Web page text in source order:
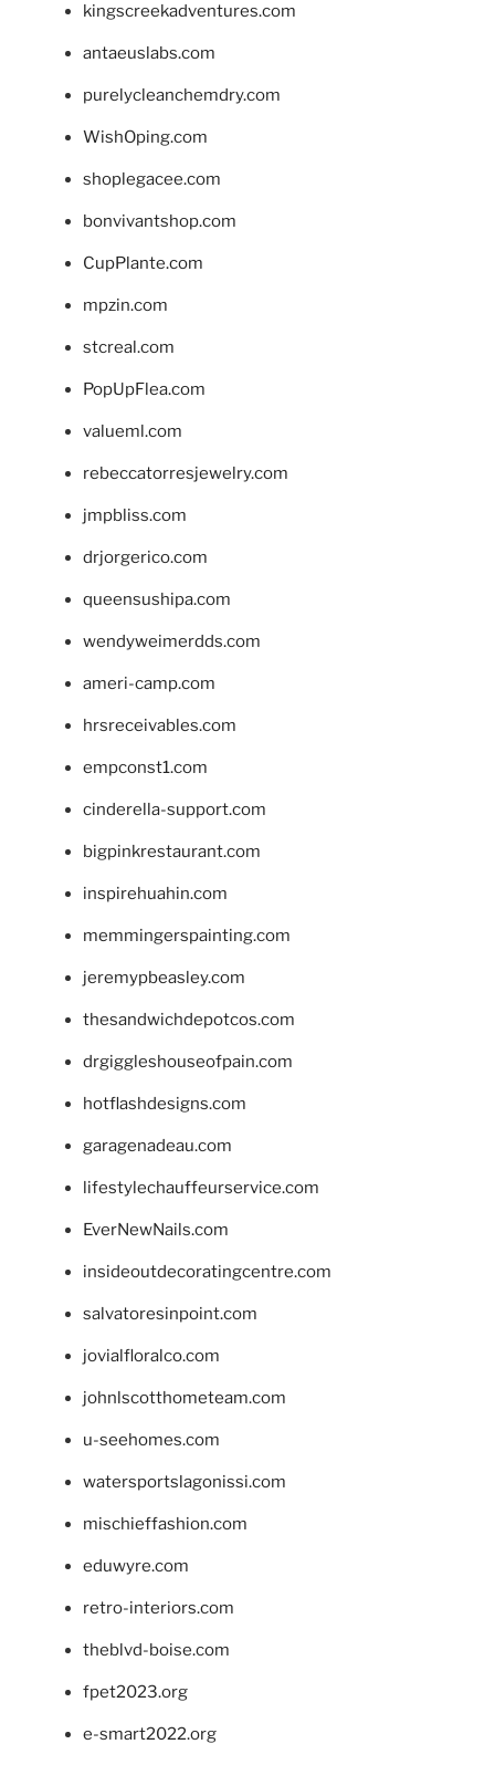
kingscreekadventures.com
antaeuslabs.com
purelycleanchemdry.com
WishOping.com
shoplegacee.com
bonvivantshop.com
CupPlante.com
mpzin.com
stcreal.com
PopUpFlea.com
valueml.com
rebeccatorresjewelry.com
jmpbliss.com
drjorgerico.com
queensushipa.com
wendyweimerdds.com
ameri-camp.com
hrsreceivables.com
empconst1.com
cinderella-support.com
bigpinkrestaurant.com
inspirehuahin.com
memmingerspainting.com
jeremypbeasley.com
thesandwichdepotcos.com
drgiggleshouseofpain.com
hotflashdesigns.com
garagenadeau.com
lifestylechauffeurservice.com
EverNewNails.com
insideoutdecoratingcentre.com
salvatoresinpoint.com
jovialfloralco.com
johnlscotthometeam.com
u-seehomes.com
watersportslagonissi.com
mischieffashion.com
eduwyre.com
retro-interiors.com
theblvd-boise.com
fpet2023.org
e-smart2022.org